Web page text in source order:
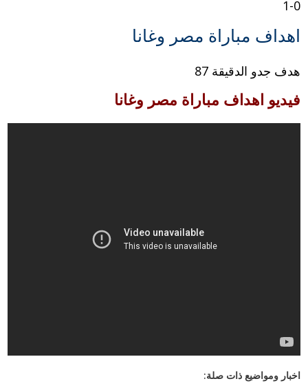
1-0
اهداف مباراة مصر وغانا
هدف جدو الدقيقة 87
فيديو اهداف مباراة مصر وغانا
اخبار ومواضيع ذات صلة: